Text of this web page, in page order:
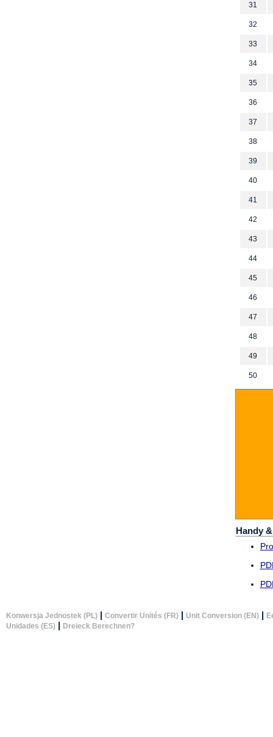
31
32
33
34
35
36
37
38
39
40
41
42
43
44
45
46
47
48
49
50
Handy
Konwersja Jednostek (PL) | Convertir Unités (FR) | Unit Conversion (EN) |
Unidades (ES) | Dreieck Berechnen?